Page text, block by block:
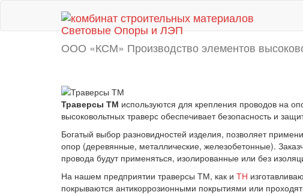
Световые Опоры и ЛЭП
ООО «КСМ» Производство элементов
Траверсы ТМ используются для крепления проводов на
высоковольтных траверс обеспечивает безопасность и
Богатый выбор разновидностей изделия, позволяет
опор (деревянные, металлические, железобетонные).
провода будут применяться, изолированные или без
На нашем предприятии траверсы ТМ, как и ТН
покрываются антикоррозионными покрытиями или проходят